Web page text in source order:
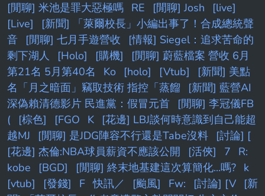
[閒聊] 米池是罪大惡極嗎 RE [閒聊] Josh
[live]
[Live]
[新聞] 「萊爾校長」小編出事了！合成總統聲
音
[閒聊] 七月手遊營收
[情報] Siegel：追求苦命的
剩下湖人
[Holo] [購機]
[閒聊] 蔚藍檔案 營收 6月
第21名 5月第40名
Ko [holo] [Vtub]
[新聞] 美點
名「月之暗面」竊取技術 指控「蒸餾
[新聞] 藍營AI
深偽賴清德影片 民進黨：假冒元首
[閒聊] 李冠儀FB
(
[棕色] [FGO K
[花邊] LBJ談何時意識到自己能超
越MJ
[閒聊] 是JDG陣容不行還是Tabe沒料
[討論] [
[花邊] 杰倫:NBA球員薪資不應該公開
[活俠] 7
R:
kobe
[BGD] [閒聊] 終末地基建這次算簡化...嗎? k
[vtub]
[發錢] F 快訊／ [颱風] Fw: [討論] [V
[新